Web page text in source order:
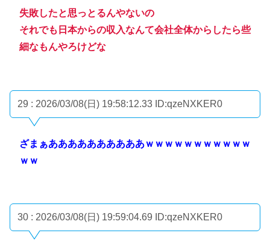
失敗したと思っとるんやないの
それでも日本からの収入なんて会社全体からしたら些
細なもんやろけどな
29 : 2026/03/08(日) 19:58:12.33 ID:qzeNXKER0
ざまぁああああああああああｗｗｗｗｗｗｗｗｗｗｗ
ｗｗ
30 : 2026/03/08(日) 19:59:04.69 ID:qzeNXKER0